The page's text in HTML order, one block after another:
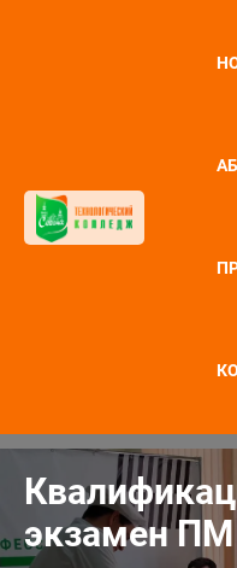
экзамен ПМ